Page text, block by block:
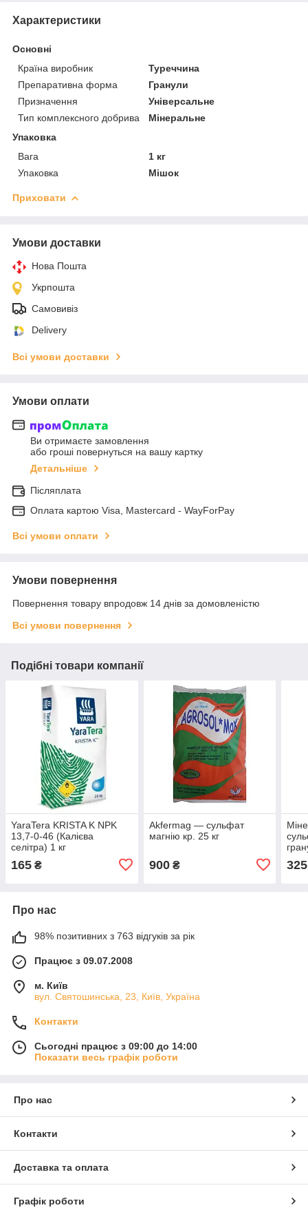
Характеристики
Основні
Країна виробник
Туреччина
Препаративна форма
Гранули
Призначення
Універсальне
Тип комплексного добрива
Мінеральне
Упаковка
Вага
1 кг
Упаковка
Мішок
Приховати
Умови доставки
Нова Пошта
Укрпошта
Самовивіз
Delivery
Всі умови доставки
Умови оплати
Ви отримаєте замовлення
або гроші повернуться на вашу картку
Детальніше
Післяплата
Оплата картою Visa, Mastercard - WayForPay
Всі умови оплати
Умови повернення
Повернення товару впродовж 14 днів за домовленістю
Всі умови повернення
Подібні товари компанії
YaraTera KRISTA K NPK
13,7-0-46 (Калієва
селітра) 1 кг
165 ₴
Akfermag — сульфат
магнію кр. 25 кг
900₴ 325
Про нас
98% позитивних з 763 відгуків за рік
Працює з 09.07.2008
м. Київ
вул. Святошинська, 23, Київ, Україна
Контакти
Сьогодні працює з 09:00 до 14:00
Показати весь графік роботи
Про нас
Контакти
Доставка та оплата
Графік роботи